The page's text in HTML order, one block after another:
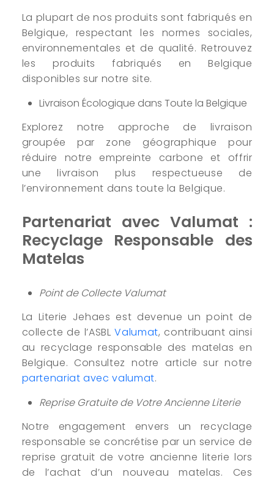
La plupart de nos produits sont fabriqués en
Belgique, respectant les normes sociales,
environnementales et de qualité. Retrouvez
les produits fabriqués en Belgique
disponibles sur notre site.
Livraison Écologique dans Toute la Belgique
Explorez notre approche de livraison
groupée par zone géographique pour
réduire notre empreinte carbone et offrir
une livraison plus respectueuse de
l’environnement dans toute la Belgique.
Partenariat avec Valumat :
Recyclage Responsable des
Matelas
Point de Collecte Valumat
La Literie Jehaes est devenue un point de
collecte de l’ASBLValumat, contribuant ainsi
au recyclage responsable des matelas en
Belgique. Consultez notre article sur notre
partenariat avec valumat.
Reprise Gratuite de Votre Ancienne Literie
Notre engagement envers un recyclage
responsable se concrétise par un service de
reprise gratuit de votre ancienne literie lors
de l’achat d’un nouveau matelas. Ces